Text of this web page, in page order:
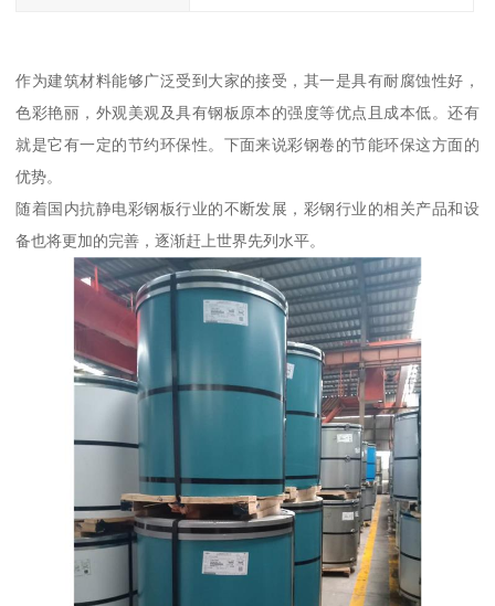
作为建筑材料能够广泛受到大家的接受，其一是具有耐腐蚀性好，
色彩艳丽，外观美观及具有钢板原本的强度等优点且成本低。还有
就是它有一定的节约环保性。下面来说彩钢卷的节能环保这方面的
优势。
随着国内抗静电彩钢板行业的不断发展，彩钢行业的相关产品和设
备也将更加的完善，逐渐赶上世界先列水平。